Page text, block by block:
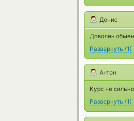
Денис
Доволен
Развернуть (1)
Антон
Курс не
Развернуть (1)